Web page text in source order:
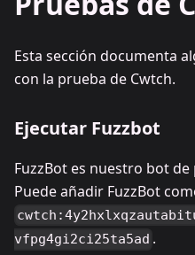
Esta sección documenta
con la prueba de Cwtch.
Ejecutar Fuzzbot
FuzzBot es nuestro bot
Puede añadir FuzzBot
vfpg4gi2ci25ta5ad .